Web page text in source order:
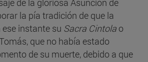
de la gloriosa Asunción de
la pía tradición de que la
instante su Sacra Cintola o
que no había estado
de su muerte, debido a que